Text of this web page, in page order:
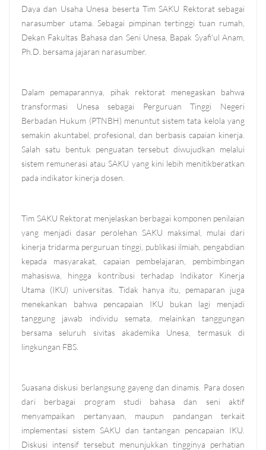
Daya dan Usaha Unesa beserta Tim SAKU Rektorat sebagai
narasumber utama. Sebagai pimpinan tertinggi tuan rumah,
Dekan Fakultas Bahasa dan Seni Unesa, Bapak Syafi'ul Anam,
Ph.D. bersama jajaran narasumber.
Dalam pemaparannya, pihak rektorat menegaskan bahwa
transformasi Unesa sebagai Perguruan Tinggi Negeri
Berbadan Hukum (PTNBH) menuntut sistem tata kelola yang
semakin akuntabel, profesional, dan berbasis capaian kinerja.
Salah satu bentuk penguatan tersebut diwujudkan melalui
sistem remunerasi atau SAKU yang kini lebih menitikberatkan
pada indikator kinerja dosen.
Tim SAKU Rektorat menjelaskan berbagai komponen penilaian
yang menjadi dasar perolehan SAKU maksimal, mulai dari
kinerja tridarma perguruan tinggi, publikasi ilmiah, pengabdian
kepada masyarakat, capaian pembelajaran, pembimbingan
mahasiswa, hingga kontribusi terhadap Indikator Kinerja
Utama (IKU) universitas. Tidak hanya itu, pemaparan juga
menekankan bahwa pencapaian IKU bukan lagi menjadi
tanggung jawab individu semata, melainkan tanggungan
bersama seluruh sivitas akademika Unesa, termasuk di
lingkungan FBS.
Suasana diskusi berlangsung gayeng dan dinamis. Para dosen
dari berbagai program studi bahasa dan seni aktif
menyampaikan pertanyaan, maupun pandangan terkait
implementasi sistem SAKU dan tantangan pencapaian IKU.
Diskusi intensif tersebut menunjukkan tingginya perhatian